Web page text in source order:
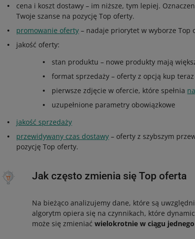
cena i koszt dostawy – im niższe, tym lepiej.
Twoje szanse na pozycję Top oferty.
promowanie oferty – nadaje priorytet w wyborze Top
jakość oferty:
stan produktu – nowe produkty mają
format sprzedaży – oferty z opcją kup
pierwsze zdjęcie w ofercie, które spełnia
uzupełnione parametry obowiązkowe
jakość sprzedaży
przewidywany czas dostawy – oferty z szybszym
pozycję Top oferty.
Jak często zmienia się Top oferta
Na bieżąco analizujemy dane, które są
algorytm opiera się na czynnikach, które
może się zmieniaćwielokrotnie w ciągu